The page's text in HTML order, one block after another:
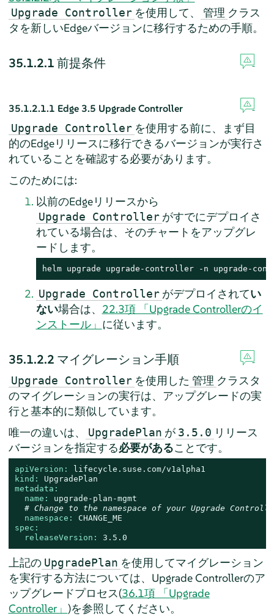
Upgrade Controller を使用して、 管理 クラス
タを新しいEdgeバージョンに移行するための手順。
35.1.2.1前提条件
35.1.2.1.1 Edge 3.5 Upgrade Controller
Upgrade Controller を使用する前に、まず目
的のEdgeリリースに移行できるバージョンが実行さ
れていることを確認する必要があります。
このためには:
以前のEdgeリリースから
Upgrade Controller がすでにデプロイさ
れている場合は、そのチャートをアップグレ
ードします。
helm upgrade upgrade-controller -n upgrade-
Upgrade Controller がデプロイされてい
ない場合は、 22.3項 「Upgrade Controllerのイ
ンストール」 に従います。
35.1.2.2 マイグレーション手順
Upgrade Controller を使用した 管理 クラスタ
のマイグレーションの実行は、アップグレードの実
行と基本的に類似しています。
唯一の違いは、
UpgradePlan が 3.5.0 リリース
バージョンを指定する必要があることです。
apiVersion:
lifecycle.suse.com/v1alpha1
kind:
UpgradePlan
metadata:
name:
upgrade-plan-mgmt
# Change to the namespace of your Upgrade
namespace:
CHANGE_ME
spec:
releaseVersion:
3.5 .0
上記の UpgradePlan を使用してマイグレーション
を実行する方法については、Upgrade Controllerのア
ップグレードプロセス(36.1項 「Upgrade
Controller」 )を参照してください。